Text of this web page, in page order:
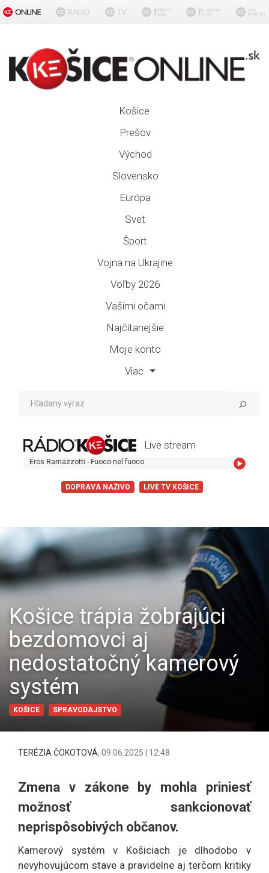
Košice
Prešov
Východ
Slovensko
Európa
Svet
Šport
Vojna na Ukrajine
Voľby 2026
Vašimi očami
Najčítanejšie
Moje konto
Viac
Live stream
Ramazzotti - Fuoco nel fuoco
DOPRAVA NAŽIVO LIVE TV KOŠICE
Košice trápia žobrajúci
bezdomovci aj
nedostatočný kamerový
systém
KOŠICE SPRAVODAJSTVO
TERÉZIA ČOKOTOVÁ, 09.06.2025 | 12:48
Zmena v zákone by mohla priniesť
možnosť sankcionovať
neprispôsobivých občanov.
Kamerový systém v Košiciach je dlhodobo v
nevyhovujúcom stave a pravidelne aj terčom kritiky